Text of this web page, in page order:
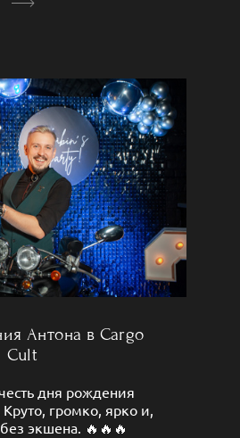
Антона в Cargo
Cult
дня рождения
громко, ярко и,
экшена. 🔥🔥🔥